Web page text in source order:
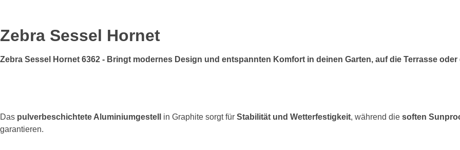
Zebra Sessel Hornet
Zebra Sessel Hornet 6362 - Bringt modernes Design und entspannten Komfort in deinen Garten, auf die Terrasse
Das pulverbeschichtete Aluminiumgestell in Graphite sorgt für Stabilität und Wetterfestigkeit, während die soften
garantieren.